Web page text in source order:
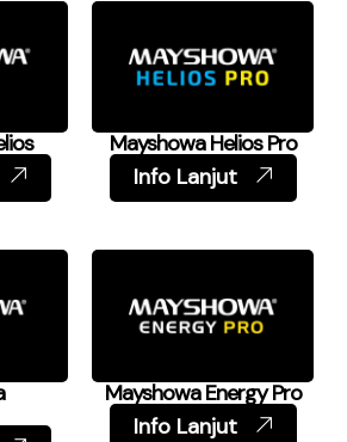
Mayshowa Helios Pro
Info Lanjut
Mayshowa Energy Pro
Info Lanjut